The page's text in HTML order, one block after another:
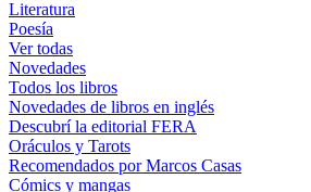
Literatura
Poesía
Ver todas
Novedades
Todos los libros
Novedades de libros en inglés
Descubrí la editorial FERA
Oráculos y Tarots
Recomendados por Marcos Casas
Cómics y mangas